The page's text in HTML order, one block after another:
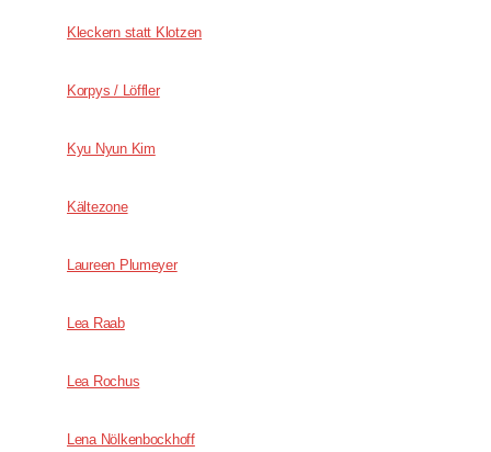
Kleckern statt Klotzen
Korpys / Löffler
Kyu Nyun Kim
Kältezone
Laureen Plumeyer
Lea Raab
Lea Rochus
Lena Nölkenbockhoff